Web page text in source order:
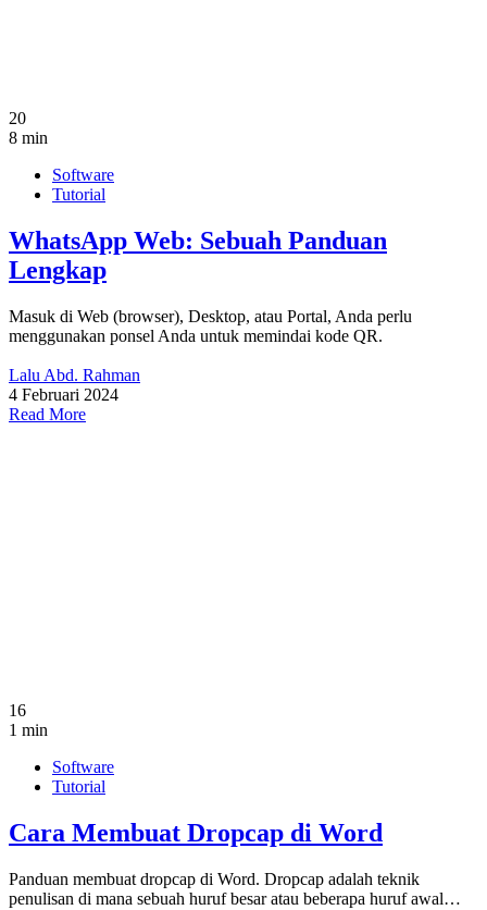
20
8 min
Software
Tutorial
WhatsApp Web: Sebuah Panduan
Lengkap
Masuk di Web (browser), Desktop, atau Portal, Anda perlu
menggunakan ponsel Anda untuk memindai kode QR.
Lalu Abd. Rahman
4 Februari 2024
Read More
16
1 min
Software
Tutorial
Cara Membuat Dropcap di Word
Panduan membuat dropcap di Word. Dropcap adalah teknik
penulisan di mana sebuah huruf besar atau beberapa huruf awal…